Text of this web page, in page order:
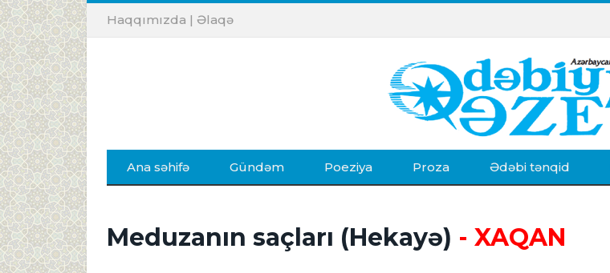
Haqqımızda | Əlaqə
Ana səhifə Gündəm Poeziya Proza Ədəbi tənqid
Meduzanın saçları (Hekayə) - XAQAN